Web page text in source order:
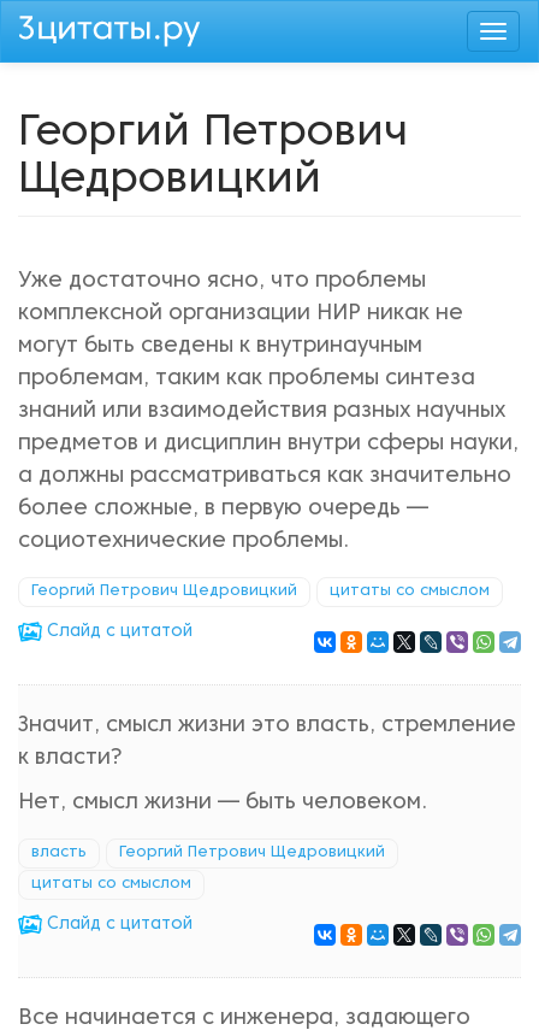
Перейти
Георгий Петрович
Щедровицкий
Уже достаточно ясно, что проблемы
комплексной организации НИР никак не
могут быть сведены к внутринаучным
проблемам, таким как проблемы синтеза
знаний или взаимодействия разных научных
предметов и дисциплин внутри сферы науки,
а должны рассматриваться как значительно
более сложные, в первую очередь —
социотехнические проблемы.
Георгий Петрович Щедровицкий цитаты со смыслом
Cлайд с цитатой
Значит, смысл жизни это власть, стремление
к власти?
Нет, смысл жизни — быть человеком.
власть Георгий Петрович Щедровицкий
цитаты со смыслом
Cлайд с цитатой
Все начинается с инженера, задающего